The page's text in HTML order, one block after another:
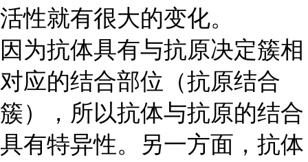
活性就有很大的变化。
因为抗体具有与抗原决定簇相
对应的结合部位（抗原结合
簇），所以抗体与抗原的结合
具有特异性。另一方面，抗体